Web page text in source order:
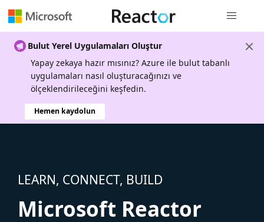
Bulut Yerel Uygulamaları Oluştur
Yapay zekaya hazır mısınız? Azure ile bulut tabanlı
uygulamaları nasıl oluşturacağınızı ve
ölçeklendirileceğini keşfedin.
Hemen kaydolun
LEARN, CONNECT, BUILD
Microsoft Reactor